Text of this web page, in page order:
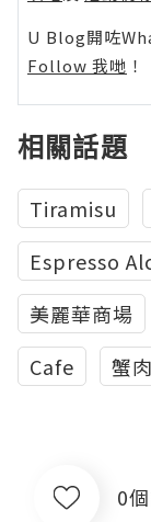
U Blog開咗
Follow 我哋 ！
相關話題
Tiramisu
Espresso
美麗華商場
Cafe
蟹
0